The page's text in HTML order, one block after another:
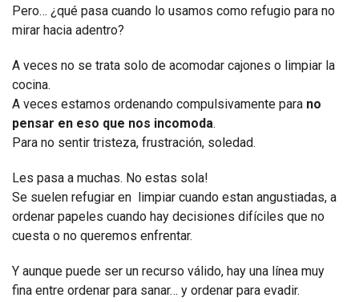
Pero… ¿qué pasa cuando lo usamos como refugio para no
mirar hacia adentro?
A veces no se trata solo de acomodar cajones o limpiar la
cocina.
A veces estamos ordenando compulsivamente para no
pensar en eso que nos incomoda.
Para no sentir tristeza, frustración, soledad.
Les pasa a muchas. No estas sola!
Se suelen refugiar en limpiar cuando estan angustiadas, a
ordenar papeles cuando hay decisiones difíciles que no
cuesta o no queremos enfrentar.
Y aunque puede ser un recurso válido, hay una línea muy
fina entre ordenar para sanar… y ordenar para evadir.